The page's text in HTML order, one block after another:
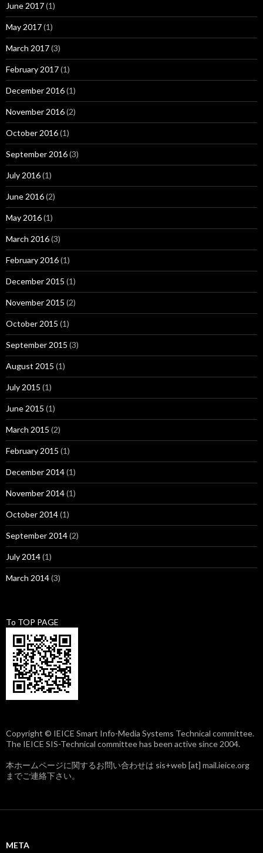
June 2017(1)
May 2017(1)
March 2017(3)
February 2017(1)
December 2016(1)
November 2016(2)
October 2016(1)
September 2016(3)
July 2016(1)
June 2016(2)
May 2016(1)
March 2016(3)
February 2016(1)
December 2015 (1)
November 2015 (2)
October 2015 (1)
September 2015 (3)
August 2015 (1)
July 2015 (1)
June 2015 (1)
March 2015 (2)
February 2015 (1)
December 2014(1)
November 2014(1)
October 2014(1)
September 2014(2)
July 2014(1)
March 2014(3)
To TOP PAGE
Copyright © IEICE Smart Info-Media Systems Technical committee.
The IEICE SIS-Technical committee has been active since 2004.
本ホームページに関するお問い合わせは sis+web [at] mail.ieice.org
までご連絡下さい。
META